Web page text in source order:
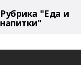
Рубрика "Еда и
напитки"